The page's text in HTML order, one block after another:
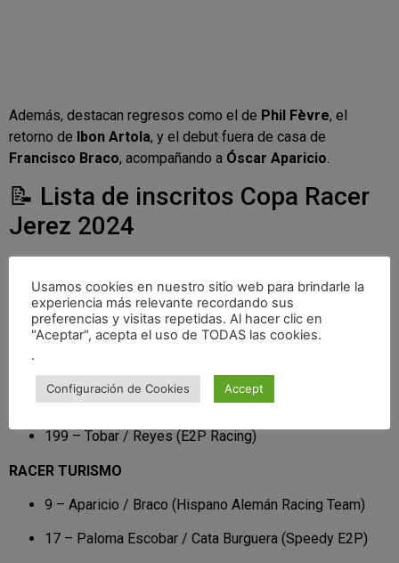
Además, destacan regresos como el de Phil Fèvre, el
retorno de Ibon Artola, y el debut fuera de casa de
Francisco Braco, acompañando a Óscar Aparicio.
📝 Lista de inscritos Copa Racer
Jerez 2024
101 – Burguera / Escobar (E2P Racing)
108 – Cintrano / Kanaroglou (E2P Racing)
126 – Ana Sainero / Antonio Sainero (E2P Racing)
199 – Tobar / Reyes (E2P Racing)
RACER TURISMO
9 – Aparicio / Braco (Hispano Alemán Racing Team)
17 – Paloma Escobar / Cata Burguera (Speedy E2P)
Usamos cookies en nuestro sitio web para brindarle la
experiencia más relevante recordando sus
preferencias y visitas repetidas. Al hacer clic en
"Aceptar", acepta el uso de TODAS las cookies.
.
Configuración de Cookies Accept